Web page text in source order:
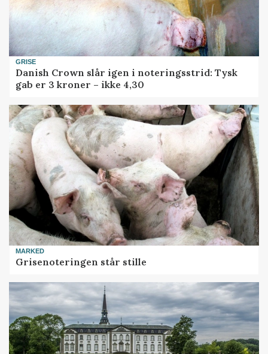
GRISE
Danish Crown slår igen i noteringsstrid: Tysk
gab er 3 kroner – ikke 4,30
MARKED
Grisenoteringen står stille